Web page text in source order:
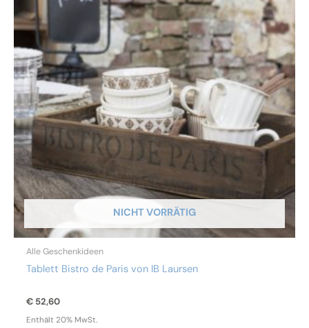
NICHT VORRÄTIG
Alle Geschenkideen
Tablett Bistro de Paris von IB Laursen
€52,60
Enthält 20% MwSt.